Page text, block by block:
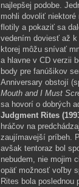
najlepšej podobe.
mohli dovoliť
flotily a pokaziť sa
vedením doviesť až k
ktorej môžu snívať
a hlavne v CD verzii
body pre fanúšikov
Anniversary obstojí
Mouth and I Must
sa hovorí o dobrých
Judgment Rites
hráčov na
zaujímavejší príbeh.
avšak tentoraz bol
nebudem, nie mojim
opäť možnosť voľby
Rites bola